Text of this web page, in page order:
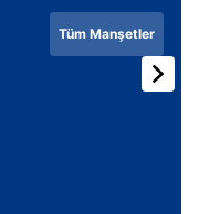
Tüm Manşetler